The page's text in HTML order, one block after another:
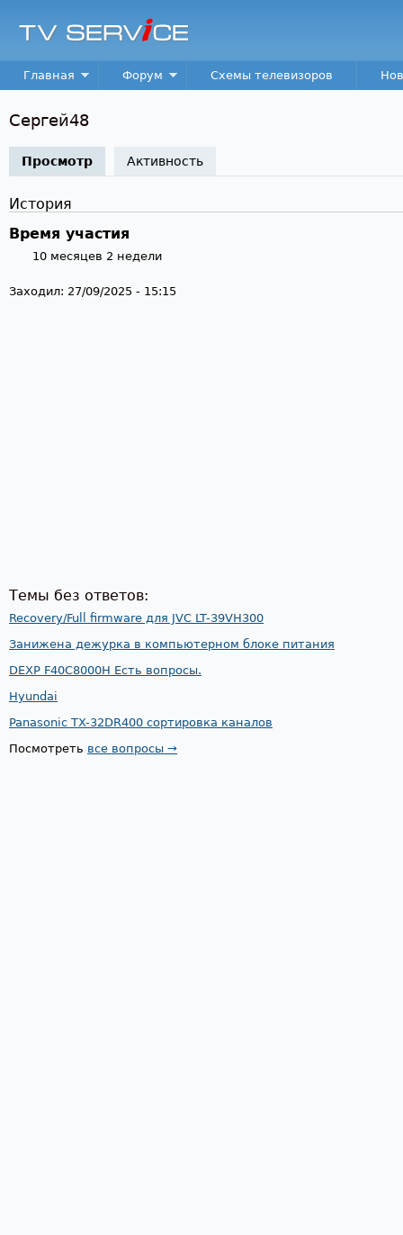
TV
Service
Main menu
Главная Форум Схемы телевизоров
Сергей48
Просмотр (активная вкладка)
Активность
История
Время участия
10 месяцев 2 недели
Заходил: 27/09/2025 - 15:15
Темы без ответов:
Recovery/Full firmware для JVC LT-39VH300
Занижена дежурка в компьютерном блоке питания
DEXP F40C8000H Есть вопросы.
Hyundai
Panasonic TX-32DR400 сортировка каналов
Посмотреть все вопросы →